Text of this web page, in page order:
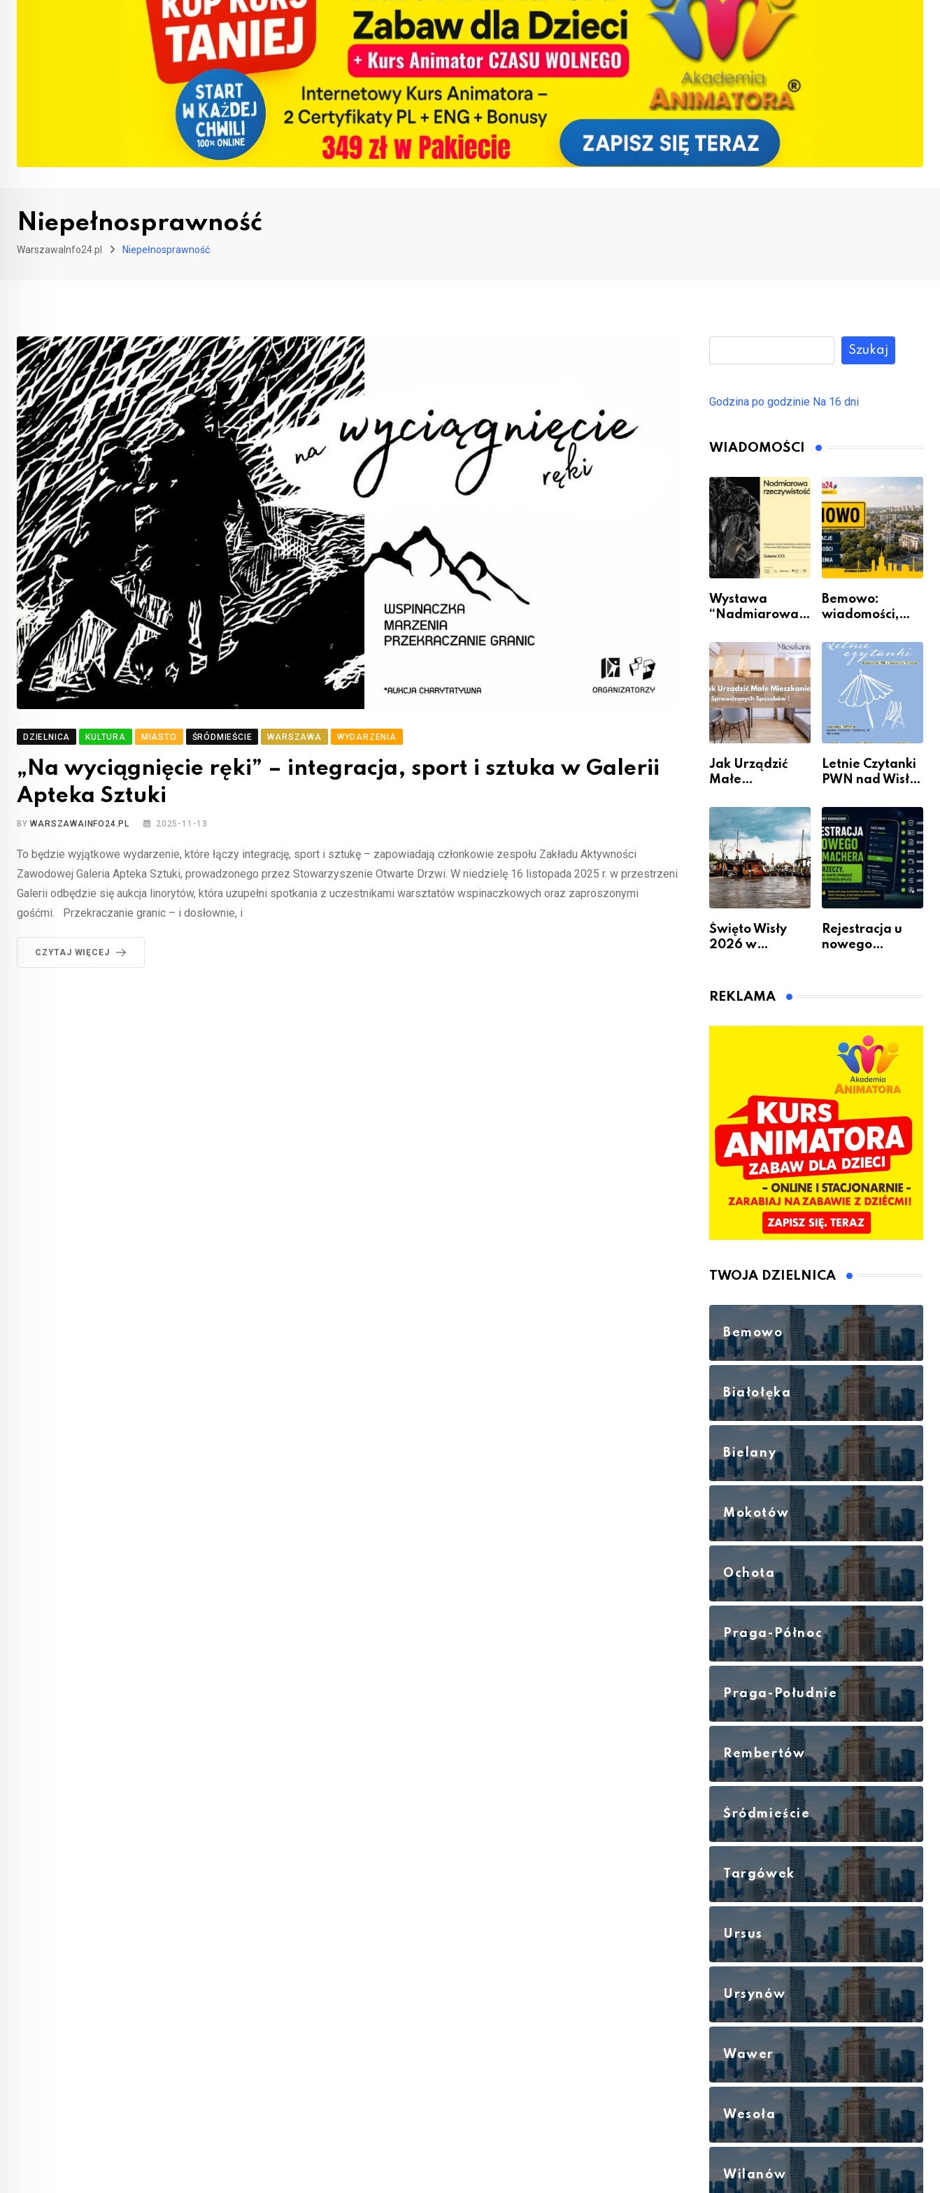
Niepełnosprawność
WarszawaInfo24.pl Niepełnosprawność
DZIELNICA KULTURA MIASTO ŚRÓDMIEŚCIE WARSZAWA WYDARZENIA
„Na wyciągnięcie ręki” – integracja, sport i sztuka w Galerii
Apteka Sztuki
BYWARSZAWAINFO24.PL 2025-11-13
To będzie wyjątkowe wydarzenie, które łączy integrację, sport i sztukę – zapowiadają członkowie zespołu Zakładu Aktywności
Zawodowej Galeria Apteka Sztuki, prowadzonego przez Stowarzyszenie Otwarte Drzwi. W niedzielę 16 listopada 2025 r. w przestrzeni
Galerii odbędzie się aukcja linorytów, która uzupełni spotkania z uczestnikami warsztatów wspinaczkowych oraz zaproszonymi
gośćmi. Przekraczanie granic – i dosłownie, i
CZYTAJ WIĘCEJ
Szukaj
Godzina po godzinie Na 16 dni
WIADOMOŚCI
Wystawa
“Nadmiarowa
w Galerii XX1
Bemowo:
wiadomości,
wydarzenia z
dzielnicy
Jak Urządzić
Małe
Sposobów Na
Więcej
Przestrzeni Bez
Kosztownego
Remontu
Letnie Czytanki
PWN nad Wisłą.
książką, kawą i
chwilą dla
siebie
Święto Wisły
2026 w
się będzie działo
Rejestracja u
nowego
wpłatą
REKLAMA
TWOJA DZIELNICA
Bemowo
Białołęka
Bielany
Mokotów
Ochota
Praga-Północ
Praga-Południe
Rembertów
Śródmieście
Targówek
Ursus
Ursynów
Wawer
Wesoła
Wilanów